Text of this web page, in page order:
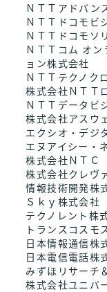
ＮＴＴアドバン
ＮＴＴドコモビ
ＮＴＴドコモソ
ＮＴＴコム オ
ョン株式会社
ＮＴＴテクノク
株式会社ＮＴＴ
ＮＴＴデータビ
株式会社アスウ
エクシオ・デジ
エヌアイシー・
株式会社ＮＴＣ
株式会社クレヴ
情報技術開発株
Ｓｋｙ株式会社
テクノレント株
トランスコスモ
日本情報通信株
日本電信電話株
みずほリサーチ
株式会社ユニバ